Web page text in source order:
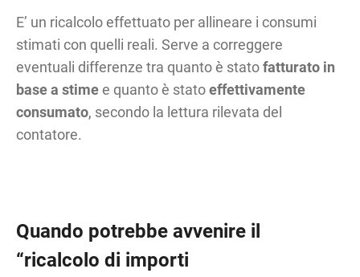
E’ un ricalcolo effettuato per allineare i consumi
stimati con quelli reali. Serve a correggere
eventuali differenze tra quanto è statofatturato in
base a stimee quanto è statoeffettivamente
consumato, secondo la lettura rilevata del
contatore.
Quando potrebbe avvenire il
“ricalcolo di importi